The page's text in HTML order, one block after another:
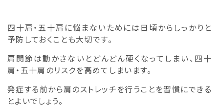
四十肩・五十肩に悩まないためには日頃からしっかりと
予防しておくことも大切です。
肩関節は動かさないとどんどん硬くなってしまい、四十
肩・五十肩のリスクを高めてしまいます。
発症する前から肩のストレッチを行うことを習慣にできる
とよいでしょう。